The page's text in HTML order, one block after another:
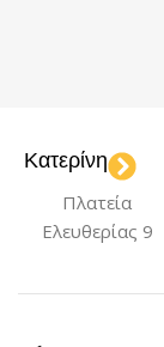
Κατερίνη
Πλατεία
Ελευθερίας 9